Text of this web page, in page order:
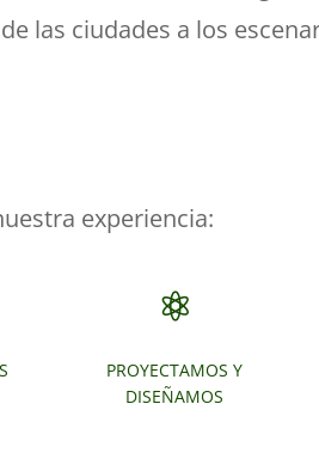
las ciudades a los
experiencia:

PROYECTAMOS Y
DISEÑAMOS